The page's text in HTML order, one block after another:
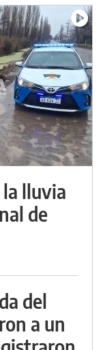
lluvia
de
del
a un